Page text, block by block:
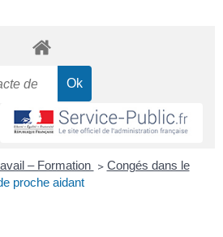
– Formation > Congés dans le
proche aidant